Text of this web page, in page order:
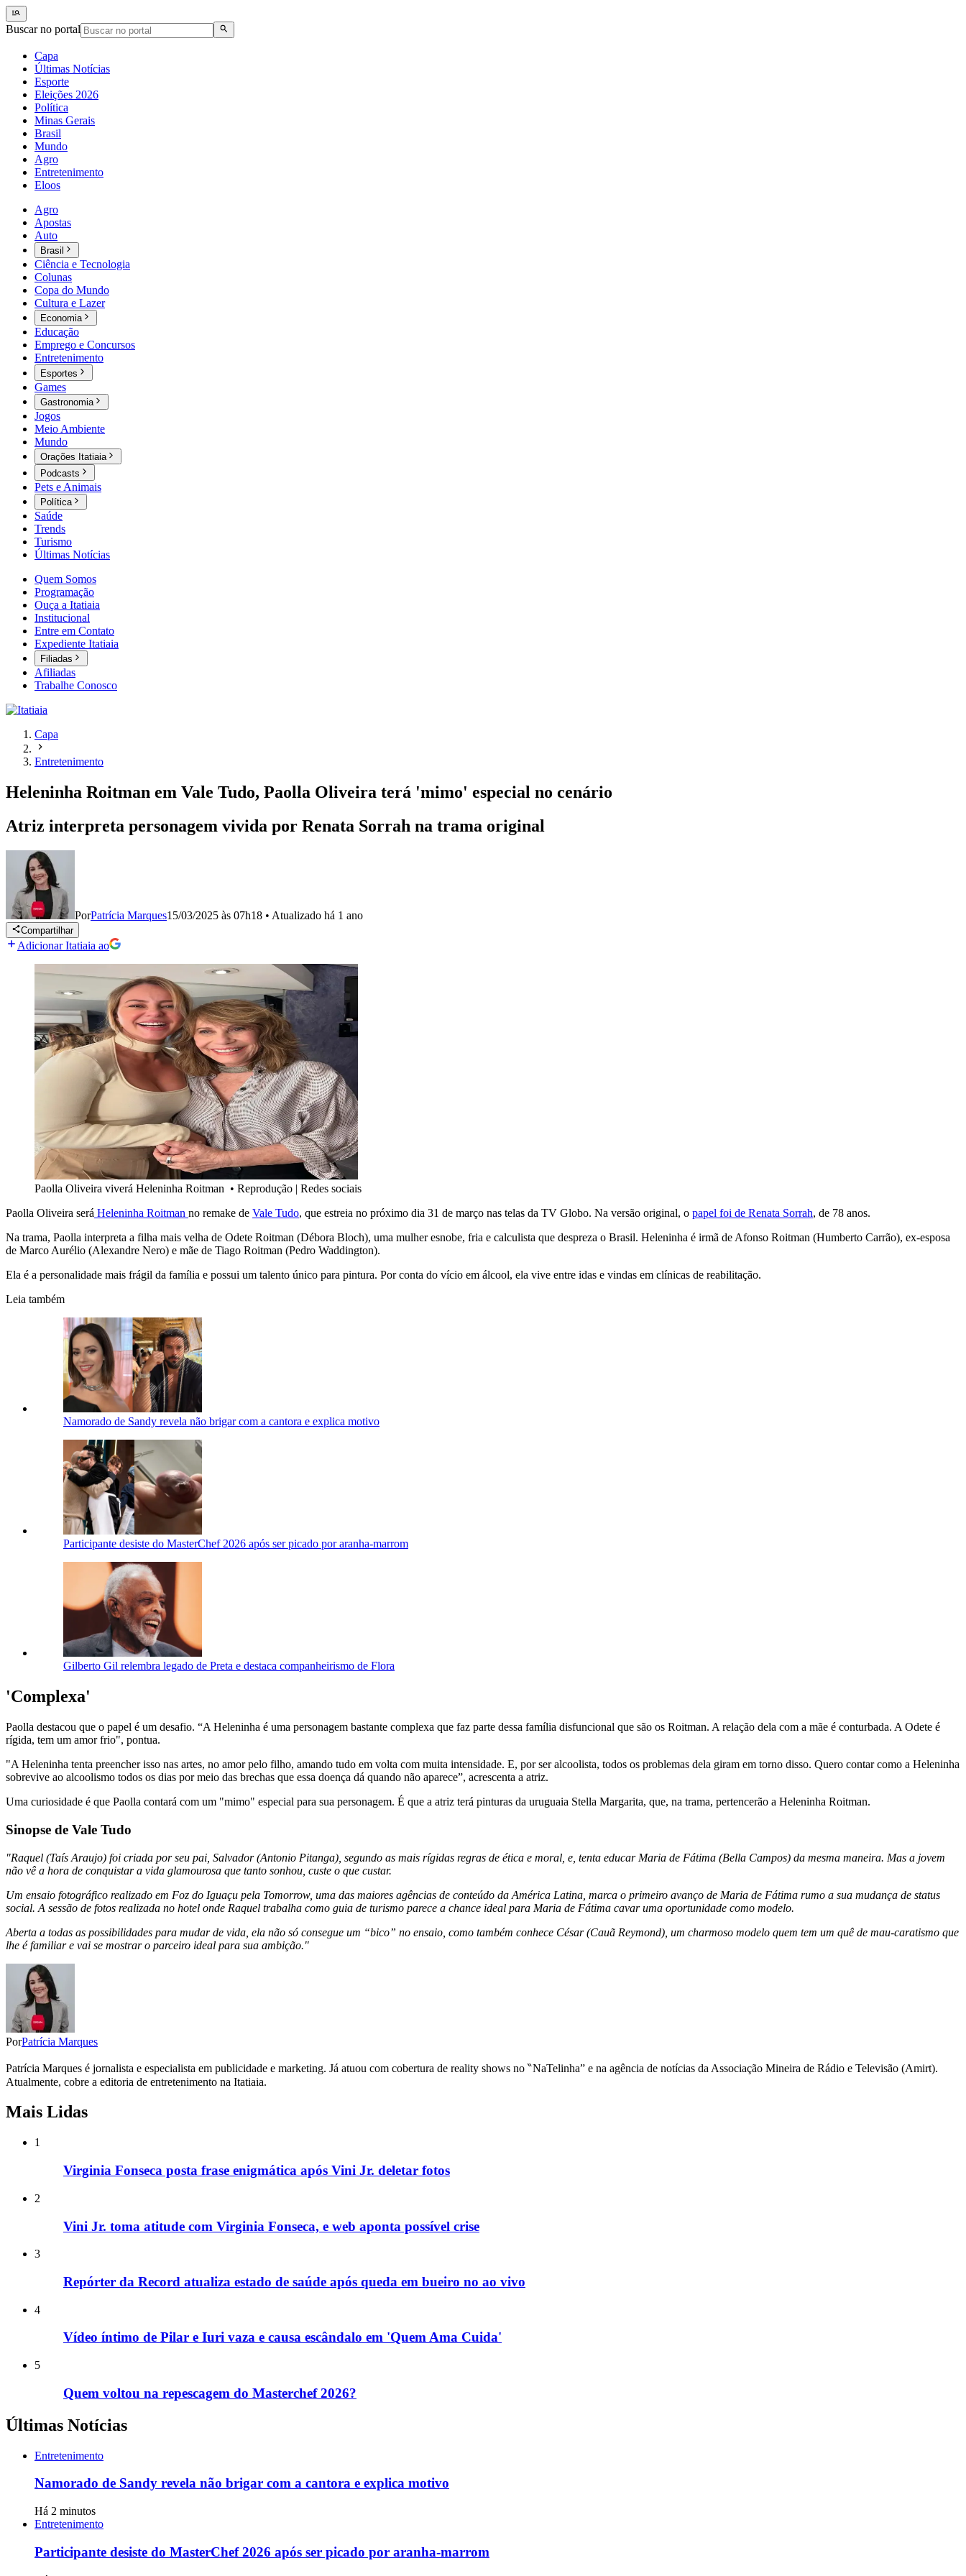
Buscar no portal
Capa
Últimas Notícias
Esporte
Eleições 2026
Política
Minas Gerais
Brasil
Mundo
Agro
Entretenimento
Eloos
Agro
Apostas
Auto
Brasil
Ciência e Tecnologia
Colunas
Copa do Mundo
Cultura e Lazer
Economia
Educação
Emprego e Concursos
Entretenimento
Esportes
Games
Gastronomia
Jogos
Meio Ambiente
Mundo
Orações Itatiaia
Podcasts
Pets e Animais
Política
Saúde
Trends
Turismo
Últimas Notícias
Quem Somos
Programação
Ouça a Itatiaia
Institucional
Entre em Contato
Expediente Itatiaia
Filiadas
Afiliadas
Trabalhe Conosco
Capa
Entretenimento
Heleninha Roitman em Vale Tudo, Paolla Oliveira terá 'mimo' especial no cenário
Atriz interpreta personagem vivida por Renata Sorrah na trama original
PorPatrícia Marques15/03/2025 às 07h18 • Atualizado há 1 ano
Compartilhar
Adicionar Itatiaia ao
Paolla Oliveira viverá Heleninha Roitman • Reprodução | Redes sociais
Paolla Oliveira será Heleninha Roitman no remake de Vale Tudo, que estreia no próximo dia 31 de março nas telas da TV Globo. Na versão original, o papel foi de Renata Sorrah, de 78 anos.
Na trama, Paolla interpreta a filha mais velha de Odete Roitman (Débora Bloch), uma mulher esnobe, fria e calculista que despreza o Brasil. Heleninha é irmã de Afonso Roitman (Humberto Carrão), ex-esposa
de Marco Aurélio (Alexandre Nero) e mãe de Tiago Roitman (Pedro Waddington).
Ela é a personalidade mais frágil da família e possui um talento único para pintura. Por conta do vício em álcool, ela vive entre idas e vindas em clínicas de reabilitação.
Leia também
Namorado de Sandy revela não brigar com a cantora e explica motivo
Participante desiste do MasterChef 2026 após ser picado por aranha-marrom
Gilberto Gil relembra legado de Preta e destaca companheirismo de Flora
'Complexa'
Paolla destacou que o papel é um desafio. “A Heleninha é uma personagem bastante complexa que faz parte dessa família disfuncional que são os Roitman. A relação dela com a mãe é conturbada. A Odete é
rígida, tem um amor frio", pontua.
"A Heleninha tenta preencher isso nas artes, no amor pelo filho, amando tudo em volta com muita intensidade. E, por ser alcoolista, todos os problemas dela giram em torno disso. Quero contar como a Heleninha
sobrevive ao alcoolismo todos os dias por meio das brechas que essa doença dá quando não aparece”, acrescenta a atriz.
Uma curiosidade é que Paolla contará com um "mimo" especial para sua personagem. É que a atriz terá pinturas da uruguaia Stella Margarita, que, na trama, pertencerão a Heleninha Roitman.
Sinopse de Vale Tudo
"Raquel (Taís Araujo) foi criada por seu pai, Salvador (Antonio Pitanga), segundo as mais rígidas regras de ética e moral, e, tenta educar Maria de Fátima (Bella Campos) da mesma maneira. Mas a jovem
não vê a hora de conquistar a vida glamourosa que tanto sonhou, custe o que custar.
Um ensaio fotográfico realizado em Foz do Iguaçu pela Tomorrow, uma das maiores agências de conteúdo da América Latina, marca o primeiro avanço de Maria de Fátima rumo a sua mudança de status
social. A sessão de fotos realizada no hotel onde Raquel trabalha como guia de turismo parece a chance ideal para Maria de Fátima cavar uma oportunidade como modelo.
Aberta a todas as possibilidades para mudar de vida, ela não só consegue um “bico” no ensaio, como também conhece César (Cauã Reymond), um charmoso modelo quem tem um quê de mau-caratismo que
lhe é familiar e vai se mostrar o parceiro ideal para sua ambição."
PorPatrícia Marques
Patrícia Marques é jornalista e especialista em publicidade e marketing. Já atuou com cobertura de reality shows no ‶NaTelinha” e na agência de notícias da Associação Mineira de Rádio e Televisão (Amirt).
Atualmente, cobre a editoria de entretenimento na Itatiaia.
Mais Lidas
1
Virginia Fonseca posta frase enigmática após Vini Jr. deletar fotos
2
Vini Jr. toma atitude com Virginia Fonseca, e web aponta possível crise
3
Repórter da Record atualiza estado de saúde após queda em bueiro no ao vivo
4
Vídeo íntimo de Pilar e Iuri vaza e causa escândalo em 'Quem Ama Cuida'
5
Quem voltou na repescagem do Masterchef 2026?
Últimas Notícias
Entretenimento
Namorado de Sandy revela não brigar com a cantora e explica motivo
Há 2 minutos
Entretenimento
Participante desiste do MasterChef 2026 após ser picado por aranha-marrom